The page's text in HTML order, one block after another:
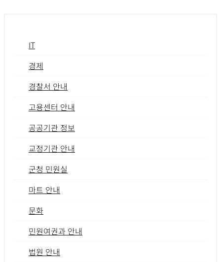
IT
경제
경찰서 안내
고용센터 안내
공공기관 정보
교정기관 안내
군청 민원실
마트 안내
문화
민원여권과 안내
법원 안내